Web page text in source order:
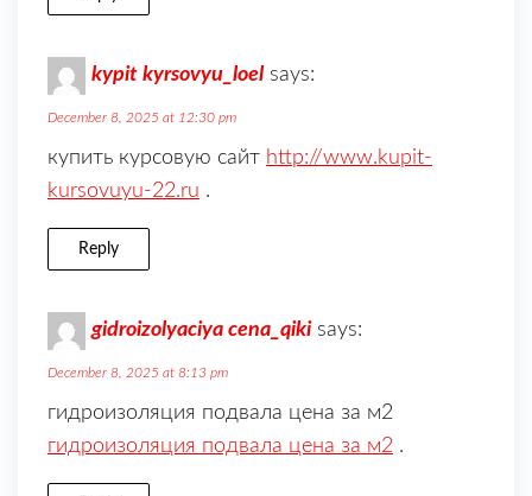
kypit kyrsovyu_loel says:
December 8, 2025 at 12:30 pm
купить курсовую сайт http://www.kupit-
kursovuyu-22.ru .
Reply
gidroizolyaciya cena_qiki says:
December 8, 2025 at 8:13 pm
гидроизоляция подвала цена за м2
гидроизоляция подвала цена за м2 .